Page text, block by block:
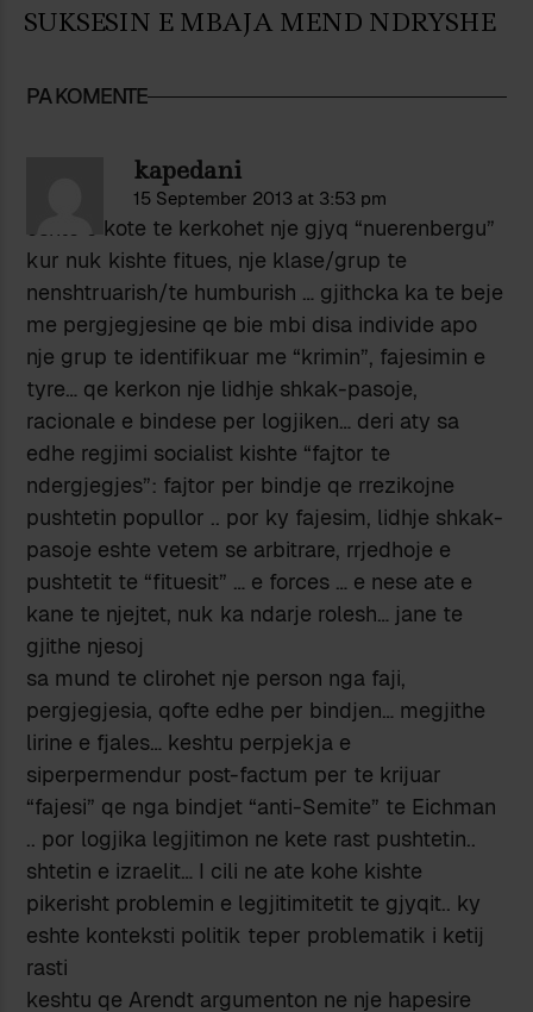
SUKSESIN E MBAJA MEND NDRYSHE
PA KOMENTE
kapedani
15 September 2013 at 3:53 pm
eshte e kote te kerkohet nje gjyq “nuerenbergu”
kur nuk kishte fitues, nje klase/grup te
nenshtruarish/te humburish … gjithcka ka te beje
me pergjegjesine qe bie mbi disa individe apo
nje grup te identifikuar me “krimin”, fajesimin e
tyre… qe kerkon nje lidhje shkak-pasoje,
racionale e bindese per logjiken… deri aty sa
edhe regjimi socialist kishte “fajtor te
ndergjegjes”: fajtor per bindje qe rrezikojne
pushtetin popullor .. por ky fajesim, lidhje shkak-
pasoje eshte vetem se arbitrare, rrjedhoje e
pushtetit te “fituesit” … e forces … e nese ate e
kane te njejtet, nuk ka ndarje rolesh… jane te
gjithe njesoj
sa mund te clirohet nje person nga faji,
pergjegjesia, qofte edhe per bindjen… megjithe
lirine e fjales… keshtu perpjekja e
siperpermendur post-factum per te krijuar
“fajesi” qe nga bindjet “anti-Semite” te Eichman
.. por logjika legjitimon ne kete rast pushtetin..
shtetin e izraelit… I cili ne ate kohe kishte
pikerisht problemin e legjitimitetit te gjyqit.. ky
eshte konteksti politik teper problematik i ketij
rasti
keshtu qe Arendt argumenton ne nje hapesire